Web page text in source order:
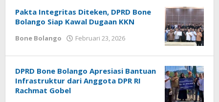
Pakta Integritas Diteken, DPRD Bone
Bolango Siap Kawal Dugaan KKN
Bone Bolango Februari 23, 2026
1
DPRD Bone Bolango Apresiasi Bantuan
Infrastruktur dari Anggota DPR RI
Rachmat Gobel